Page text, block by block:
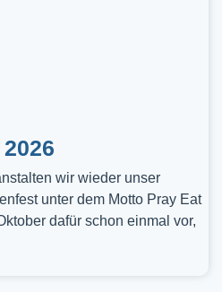
wir wieder unser
unter dem Motto Pray Eat
dafür schon einmal vor,